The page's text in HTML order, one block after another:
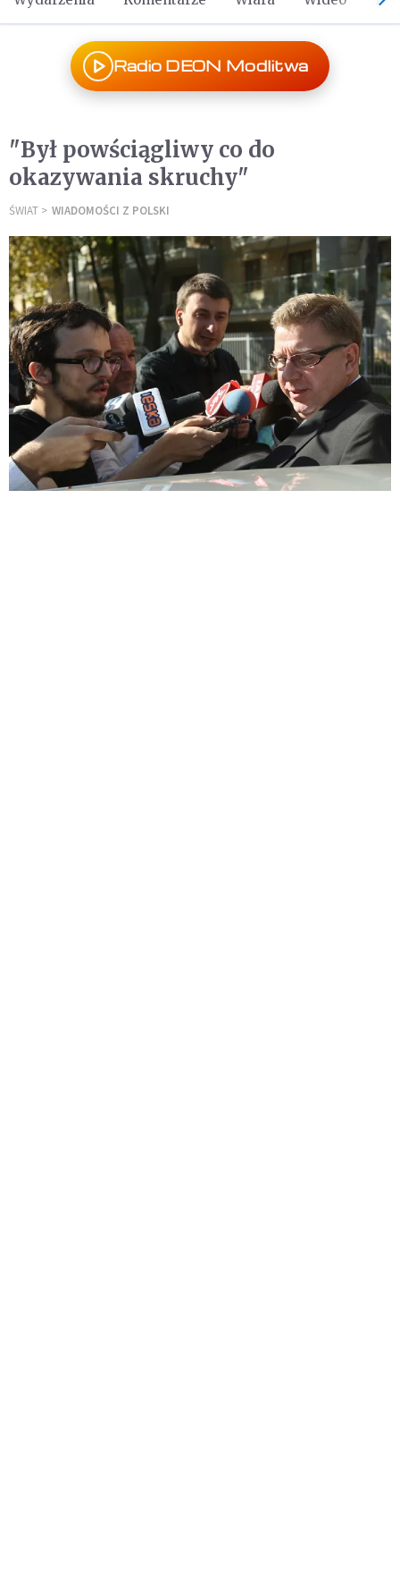
Radio DEON Modlitwa
"Był powściągliwy co do
okazywania skruchy"
ŚWIAT WIADOMOŚCI Z POLSKI